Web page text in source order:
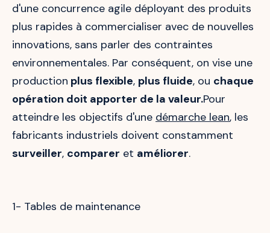
d'une concurrence agile déployant des produits
plus rapides à commercialiser avec de nouvelles
innovations, sans parler des contraintes
environnementales. Par conséquent, on vise une
production plus flexible, plus fluide, ou chaque
opération doit apporter de la valeur.Pour
atteindre les objectifs d'une démarche lean, les
fabricants industriels doivent constamment
surveiller, comparer et améliorer.
1- Tables de maintenance